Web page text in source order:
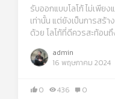
รับออกแบบโลโก้ ไม่เพีย
เท่านั้น แต่ยังเป็นการสร้
ด้วย โลโก้ที่ดีควรสะท้อน
admin
16 พฤษภาคม 2024
0 436 0